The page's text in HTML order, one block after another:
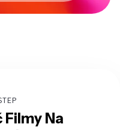
Filmy Na